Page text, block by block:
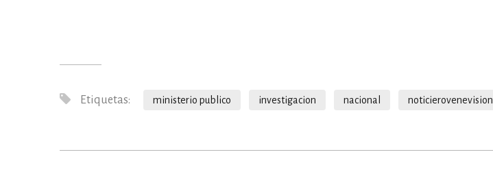
Etiquetas: ministerio publico investigacion nacional noticierovenevision